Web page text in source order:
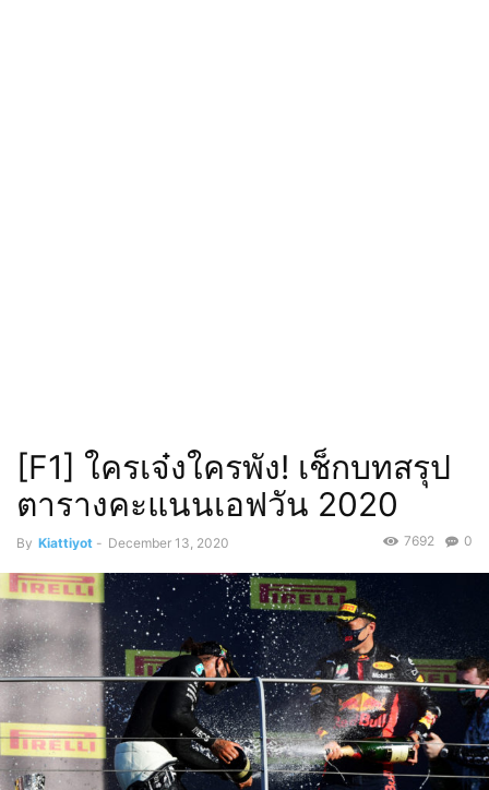
[F1] ใครเจ๋งใครพัง! เช็กบทสรุป
ตารางคะแนนเอฟวัน 2020
By Kiattiyot - December 13, 2020 0
7692